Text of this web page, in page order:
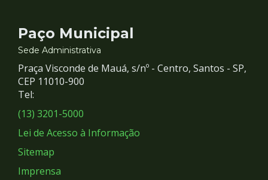
Contato
e
Redes
Sociais
Paço Municipal
Sede Administrativa
Praça Visconde de Mauá, s/nº - Centro, Santos - SP,
CEP 11010-900
Tel:
(13) 3201-5000
Lei de Acesso à Informação
Sitemap
Imprensa